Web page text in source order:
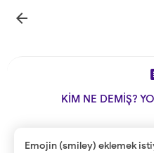

KİM NE DEMİŞ?
Emojin (smiley) eklemek